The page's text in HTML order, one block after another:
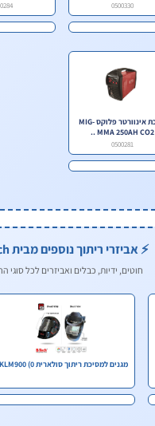
0500330
רתכת אינוורטר פלוקס MIG-
MMA 250AH CO2 ..
0500281
⚡ אביזרי ריתוך נוספים מבית B.Tech
חוטים, ידיות, כבלים ואביזרים לכל סוגי
מגנים למסיכת ריתוך סולארית KLM900 (0..